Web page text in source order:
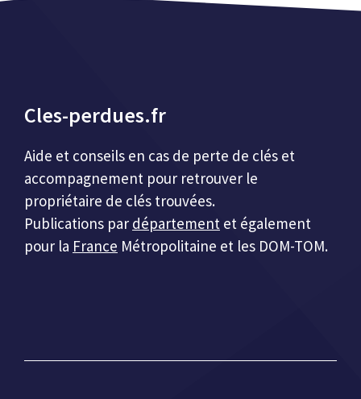
Cles-perdues.fr
Aide et conseils en cas de perte de clés et
accompagnement pour retrouver le
propriétaire de clés trouvées.
Publications par département et également
pour la France Métropolitaine et les DOM-TOM.